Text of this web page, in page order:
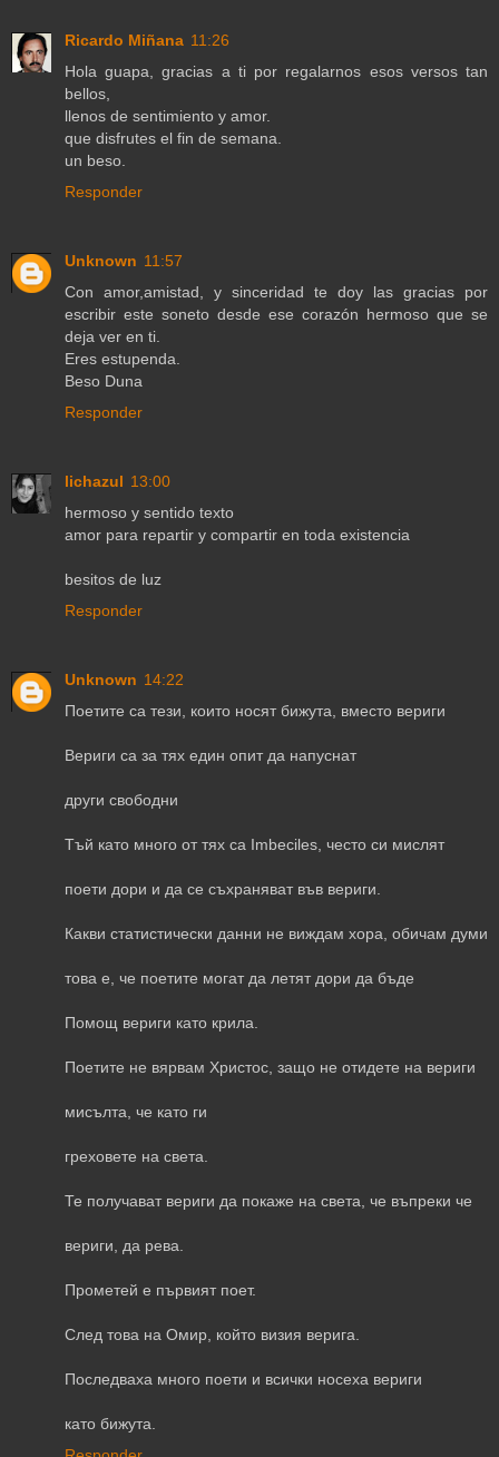
Ricardo Miñana 11:26
Hola guapa, gracias a ti por regalarnos esos versos tan
bellos,
llenos de sentimiento y amor.
que disfrutes el fin de semana.
un beso.
Responder
Unknown 11:57
Con amor,amistad, y sinceridad te doy las gracias por
escribir este soneto desde ese corazón hermoso que se
deja ver en ti.
Eres estupenda.
Beso Duna
Responder
lichazul 13:00
hermoso y sentido texto
amor para repartir y compartir en toda existencia
besitos de luz
Responder
Unknown 14:22
Поетите са тези, които носят бижута, вместо вериги
Вериги са за тях един опит да напуснат
други свободни
Тъй като много от тях са Imbeciles, често си мислят
поети дори и да се съхраняват във вериги.
Какви статистически данни не виждам хора, обичам думи
това е, че поетите могат да летят дори да бъде
Помощ вериги като крила.
Поетите не вярвам Христос, защо не отидете на вериги
мисълта, че като ги
греховете на света.
Те получават вериги да покаже на света, че въпреки че
вериги, да рева.
Прометей е първият поет.
След това на Омир, който визия верига.
Последваха много поети и всички носеха вериги
като бижута.